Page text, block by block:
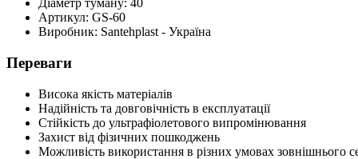
Діаметр туману: 40
Артикул: GS-60
Виробник: Santehplast - Україна
Переваги
Висока якість матеріалів
Надійність та довговічність в експлуатації
Стійкість до ультрафіолетового випромінювання
Захист від фізичних пошкоджень
Можливість використання в різних умовах зовнішнього